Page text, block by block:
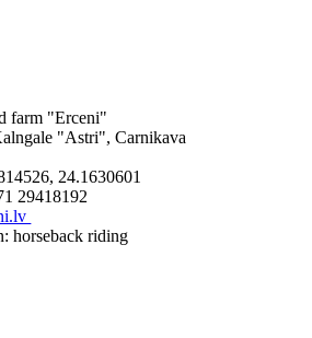
farm "Erceni"
"Astri", Carnikava
24.1630601
29418192
horseback riding